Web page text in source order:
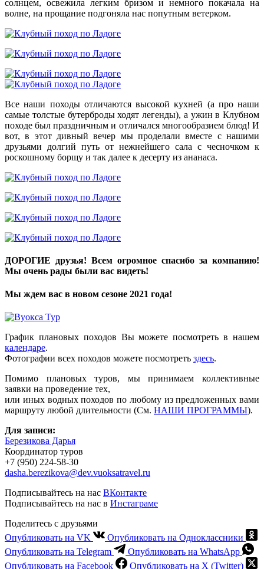
солнцем, освежила легким бризом и немного покачала на
волне, на прощание подгоняла нас попутным ветерком.
Все наши походы отличаются высокой кухней (а про наши
самые толстые бутерброды ходят легенды), а ужин в Клубном
походе был праздничным и отличался многообразием блюд! И
вот, в этот дивный вечер мы проделали вместе с нашими
друзьями долгий путь от нежнейшего сала с чесночком к
роскошному борщу и так далее к десерту из ананаса.
ДОРОГИЕ друзья! Всем огромное спасибо за компанию!
Мы очень рады были вас видеть!
Мы ждем вас в новом сезоне 2021 года!
График плановых походов Вы можете посмотреть в нашем
календаре.
Фотографии всех походов можете посмотреть здесь.
Помимо плановых туров, мы принимаем коллективные
заявки на проведение тех,
или иных водных походов по любому из предложенных вами
маршруту любой длительности (См. НАШИ ПРОГРАММЫ).
Для записи:
Березикова Дарья
Координатор туров
+7 (950) 224-58-30
dasha.berezikova@dev.vuoksatravel.ru
Подписывайтесь на нас ВКонтакте
Подписывайтесь на нас в Инстаграме
Поделитесь с друзьями
Опубликовать на VK
Опубликовать на Одноклассники
Опубликовать на Telegram
Опубликовать на WhatsApp
Опубликовать на Facebook
Опубликовать на X (Twitter)